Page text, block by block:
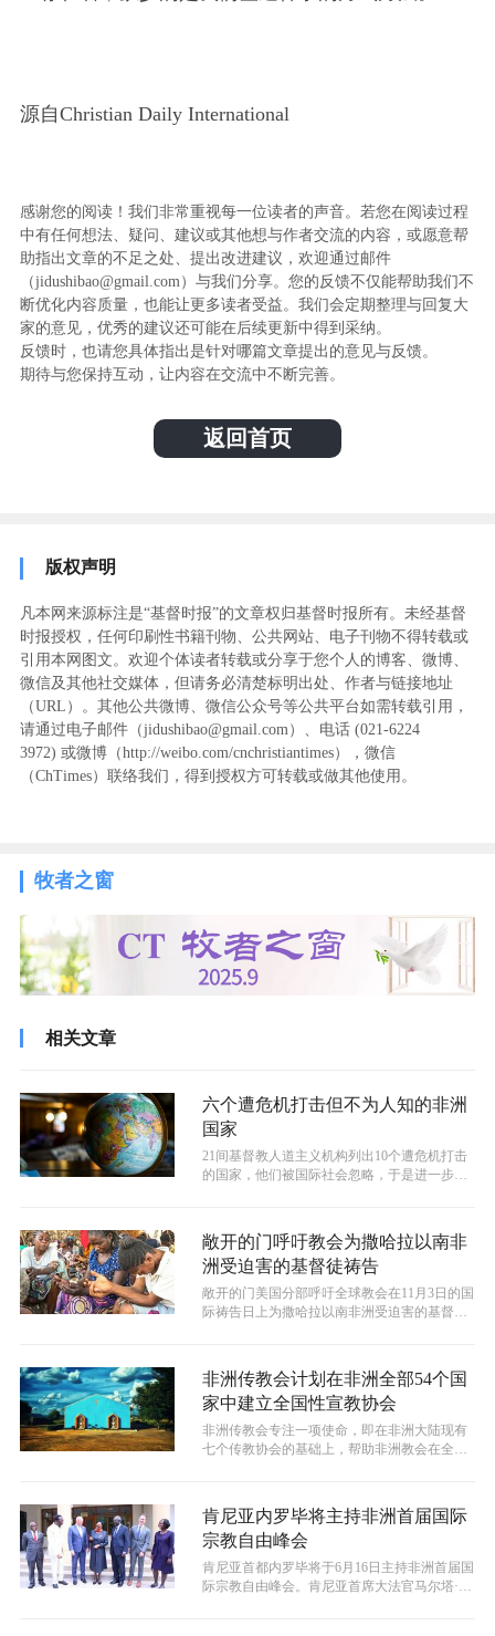
源自Christian Daily International
感谢您的阅读！我们非常重视每一位读者的声音。若您在阅读过程
中有任何想法、疑问、建议或其他想与作者交流的内容，或愿意帮
助指出文章的不足之处、提出改进建议，欢迎通过邮件
（jidushibao@gmail.com）与我们分享。您的反馈不仅能帮助我们不
断优化内容质量，也能让更多读者受益。我们会定期整理与回复大
家的意见，优秀的建议还可能在后续更新中得到采纳。
反馈时，也请您具体指出是针对哪篇文章提出的意见与反馈。
期待与您保持互动，让内容在交流中不断完善。
返回首页
版权声明
凡本网来源标注是“基督时报”的文章权归基督时报所有。未经基督
时报授权，任何印刷性书籍刊物、公共网站、电子刊物不得转载或
引用本网图文。欢迎个体读者转载或分享于您个人的博客、微博、
微信及其他社交媒体，但请务必清楚标明出处、作者与链接地址
（URL）。其他公共微博、微信公众号等公共平台如需转载引用，
请通过电子邮件（jidushibao@gmail.com）、电话 (021-6224
3972) ‬或微博（http://weibo.com/cnchristiantimes），微信
（ChTimes）联络我们，得到授权方可转载或做其他使用。
牧者之窗
相关文章
六个遭危机打击但不为人知的非洲
国家
21间基督教人道主义机构列出10个遭危机打击
的国家，他们被国际社会忽略，于是进一步加
敞开的门呼吁教会为撒哈拉以南非
洲受迫害的基督徒祷告
敞开的门美国分部呼吁全球教会在11月3日的国
际祷告日上为撒哈拉以南非洲受迫害的基督徒
非洲传教会计划在非洲全部54个国
家中建立全国性宣教协会
非洲传教会专注一项使命，即在非洲大陆现有
七个传教协会的基础上，帮助非洲教会在全部5
肯尼亚内罗毕将主持非洲首届国际
宗教自由峰会
肯尼亚首都内罗毕将于6月16日主持非洲首届国
际宗教自由峰会。肯尼亚首席大法官马尔塔·库